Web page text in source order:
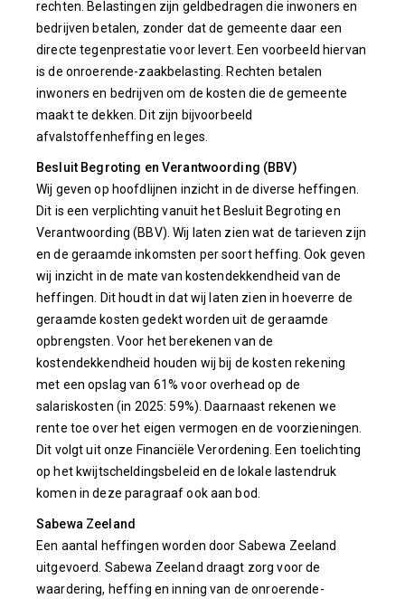
rechten. Belastingen zijn geldbedragen die inwoners en
bedrijven betalen, zonder dat de gemeente daar een
directe tegenprestatie voor levert. Een voorbeeld hiervan
is de onroerende-zaakbelasting. Rechten betalen
inwoners en bedrijven om de kosten die de gemeente
maakt te dekken. Dit zijn bijvoorbeeld
afvalstoffenheffing en leges.
Besluit Begroting en Verantwoording (BBV)
Wij geven op hoofdlijnen inzicht in de diverse heffingen.
Dit is een verplichting vanuit het Besluit Begroting en
Verantwoording (BBV). Wij laten zien wat de tarieven zijn
en de geraamde inkomsten per soort heffing. Ook geven
wij inzicht in de mate van kostendekkendheid van de
heffingen. Dit houdt in dat wij laten zien in hoeverre de
geraamde kosten gedekt worden uit de geraamde
opbrengsten. Voor het berekenen van de
kostendekkendheid houden wij bij de kosten rekening
met een opslag van 61% voor overhead op de
salariskosten (in 2025: 59%). Daarnaast rekenen we
rente toe over het eigen vermogen en de voorzieningen.
Dit volgt uit onze Financiële Verordening. Een toelichting
op het kwijtscheldingsbeleid en de lokale lastendruk
komen in deze paragraaf ook aan bod.
Sabewa Zeeland
Een aantal heffingen worden door Sabewa Zeeland
uitgevoerd. Sabewa Zeeland draagt zorg voor de
waardering, heffing en inning van de onroerende-